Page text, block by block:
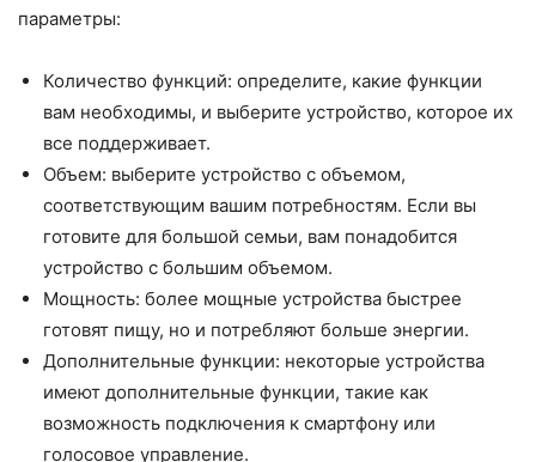
параметры:
Количество функций: определите, какие функции
вам необходимы, и выберите устройство, которое их
все поддерживает.
Объем: выберите устройство с объемом,
соответствующим вашим потребностям. Если вы
готовите для большой семьи, вам понадобится
устройство с большим объемом.
Мощность: более мощные устройства быстрее
готовят пищу, но и потребляют больше энергии.
Дополнительные функции: некоторые устройства
имеют дополнительные функции, такие как
возможность подключения к смартфону или
голосовое управление.